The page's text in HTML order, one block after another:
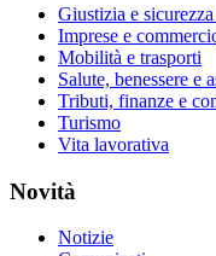
Giustizia e
Imprese e
Mobilità e trasporti
Salute, benessere e
Tributi, finanze e
Turismo
Vita lavorativa
Novità
Notizie